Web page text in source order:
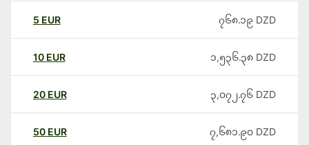
5 EUR ၇၆၈.၁၉ DZD
10 EUR ၁,၅၃၆.၃၈ DZD
20 EUR ၃,၀၇၂.၇၆ DZD
50 EUR ၇,၆၈၁.၉၀ DZD